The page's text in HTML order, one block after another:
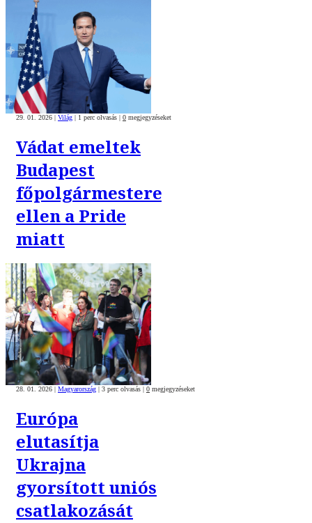
29. 01. 2026 | Világ | 1 perc olvasás | 0 megjegyzéseket
Vádat emeltek
Budapest
főpolgármestere
ellen a Pride
miatt
28. 01. 2026 Magyarország 3 perc olvasás 0 megjegyzéseket
Európa
elutasítja
Ukrajna
gyorsított uniós
csatlakozását